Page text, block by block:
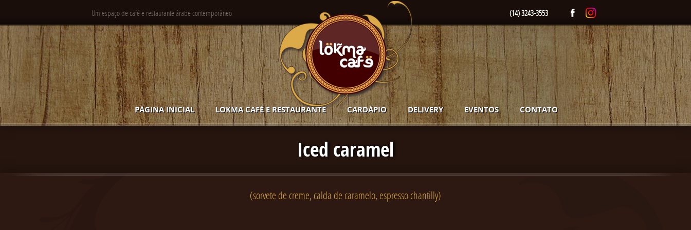
Um espaço de café e restaurante árabe contemporâneo (14) 3243-3553
PÁGINA INICIAL LOKMA CAFÉ E RESTAURANTE CARDÁPIO DELIVERY EVENTOS CONTATO
Iced caramel
(sorvete de creme, calda de caramelo, espresso chantilly)